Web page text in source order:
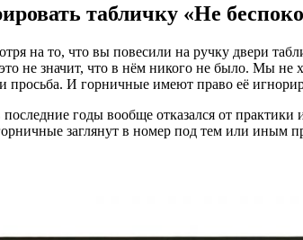
табличку «Не
на то, что вы повесили на ручку двери
не значит, что в нём никого не было. Мы
просьба. И горничные имеют право её
последние годы вообще отказался от
заглянут в номер под тем или иным